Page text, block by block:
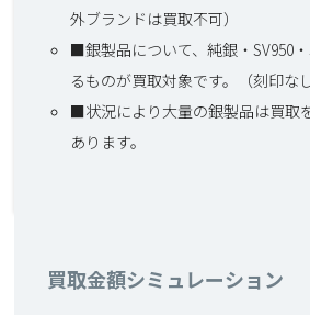
外ブランドは買取不可）
■銀製品について、純銀・SV950
るものが買取対象です。（刻印な
■状況により大量の銀製品は買取
あります。
買取金額シミュレーション